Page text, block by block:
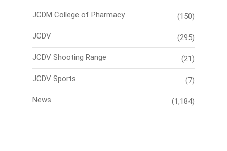
JCDM College of Pharmacy (150)
JCDV (295)
JCDV Shooting Range (21)
JCDV Sports (7)
News (1,184)